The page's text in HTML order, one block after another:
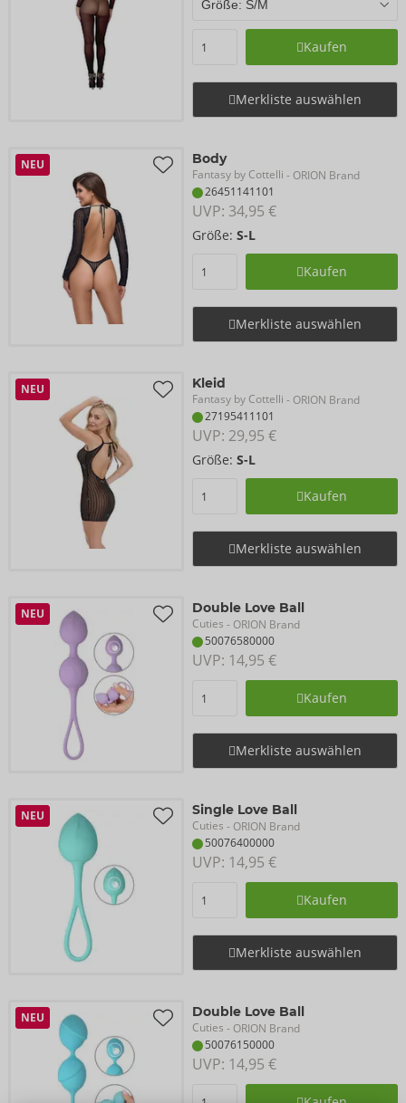
Kaufen
Merkliste auswählen
NEU Body
Fantasy by Cottelli - ORION Brand
26451141101
UVP: 34,95 €
Größe: S-L
Kaufen
Merkliste auswählen
NEU Kleid
Fantasy by Cottelli - ORION Brand
27195411101
UVP: 29,95 €
Größe: S-L
Kaufen
Merkliste auswählen
NEU Double Love Ball
Cuties - ORION Brand
50076580000
UVP: 14,95 €
Kaufen
Merkliste auswählen
NEU Single Love Ball
Cuties - ORION Brand
50076400000
UVP: 14,95 €
Kaufen
Merkliste auswählen
NEU Double Love Ball
Cuties - ORION Brand
50076150000
UVP: 14,95 €